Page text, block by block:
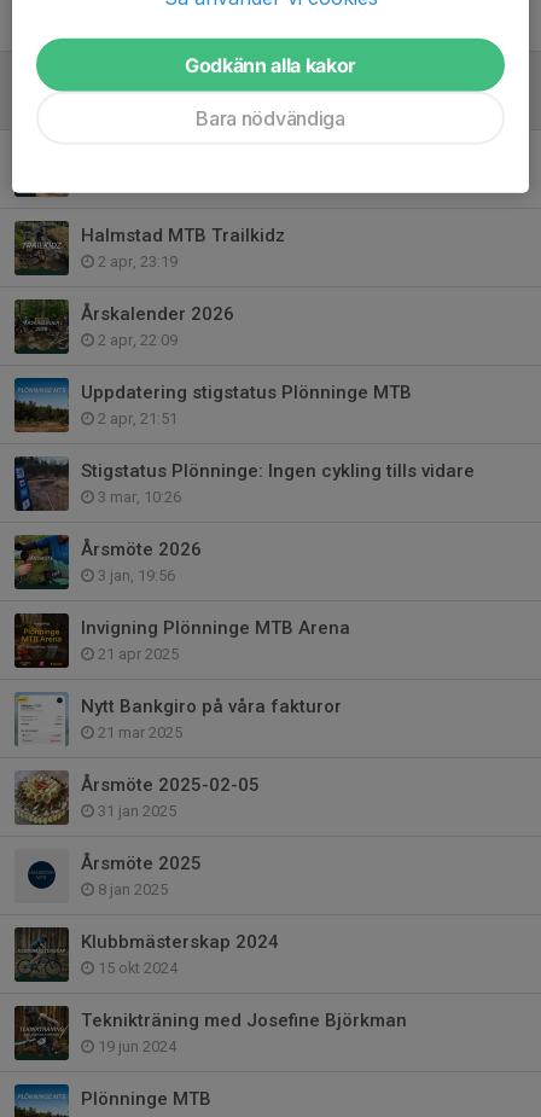
Klubbmästerskap 2026
Halmstad MTB Trailkidz
2 apr, 23:19
Årskalender 2026
2 apr, 22:09
Uppdatering stigstatus Plönninge MTB
2 apr, 21:51
Stigstatus Plönninge: Ingen cykling tills vidare
3 mar, 10:26
Årsmöte 2026
3 jan, 19:56
Invigning Plönninge MTB Arena
21 apr 2025
Nytt Bankgiro på våra fakturor
21 mar 2025
Årsmöte 2025-02-05
31 jan 2025
Årsmöte 2025
8 jan 2025
Klubbmästerskap 2024
15 okt 2024
Teknikträning med Josefine Björkman
19 jun 2024
Plönninge MTB
Godkänn alla kakor
Bara nödvändiga